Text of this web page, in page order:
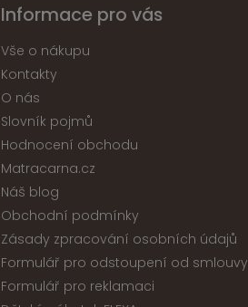
Informace pro vás
Vše o nákupu
Kontakty
O nás
Slovník pojmů
Hodnocení obchodu
Matracarna.cz
Náš blog
Obchodní podmínky
Zásady zpracování osobních údajů
Formulář pro odstoupení od smlouvy
Formulář pro reklamaci